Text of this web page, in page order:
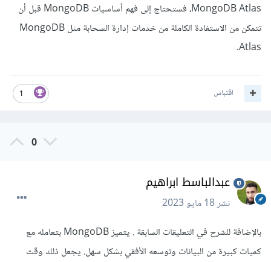
MongoDB Atlas، فستحتاج إلى فهم أساسيات MongoDB قبل أن
تتمكن من الاستفادة الكاملة من خدمات إدارة السحابة مثل MongoDB
Atlas.
1 اقتباس
0
عبدالباسط ابراهيم
نشر18 مايو 2023
بالإضافة للشرح في التعليقات السابقة . يتميز MongoDB بتعامله مع
كميات كبيرة من البيانات وتوسعه الأفقي بشكل سهل. يجعل ذلك وقت